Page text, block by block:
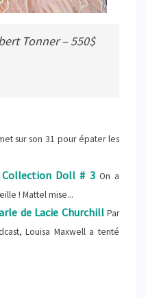
Tonner – 550$
sur son 31 pour épater les
Collection Doll # 3 On a
! Mattel mise...
de Lacie Churchill Par
Louisa Maxwell a tenté